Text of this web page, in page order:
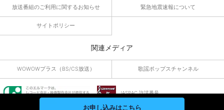
放送番組のご利用に関するお知らせ 緊急地震速報について
サイトポリシー
関連メディア
WOWOWプラス（BS/CS放送） 歌謡ポップスチャンネル
JASRAC 許諾番号
9010055019Y45040
お申し込みはこちら